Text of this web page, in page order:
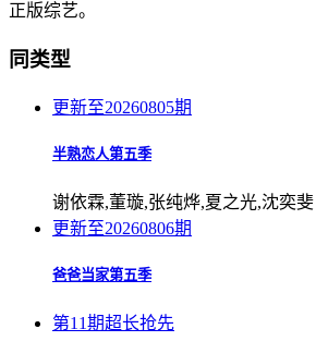
正版综艺。
同类型
更新至20260805期
半熟恋人第五季
谢依霖,董璇,张纯烨,夏之光,沈奕斐
更新至20260806期
爸爸当家第五季
第11期超长抢先